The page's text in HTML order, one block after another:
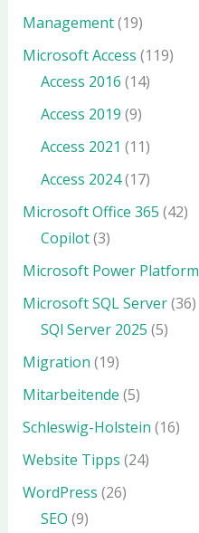
Management(19)
Microsoft Access (119)
Access 2016 (14)
Access 2019 (9)
Access 2021 (11)
Access 2024(17)
Microsoft Office 365 (42)
Copilot(3)
Microsoft Power Platform
Microsoft SQL Server(36)
SQl Server 2025 (5)
Migration (19)
Mitarbeitende (5)
Schleswig-Holstein (16)
Website Tipps (24)
WordPress (26)
SEO (9)